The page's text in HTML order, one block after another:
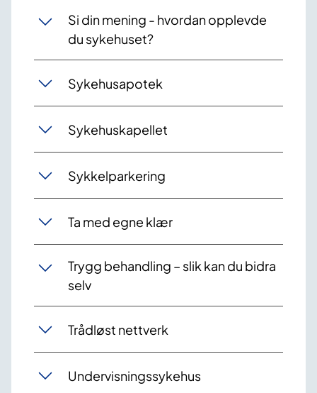
Si din mening - hvordan opplevde
du sykehuset?
Sykehusapotek
Sykehuskapellet
Sykkelparkering
Ta med egne klær
Trygg behandling – slik kan du bidra
selv
Trådløst nettverk
Undervisningssykehus